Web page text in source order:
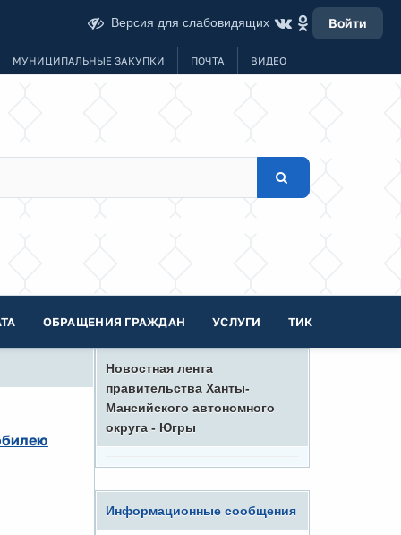
Версия для слабовидящих Войти
МУНИЦИПАЛЬНЫЕ ЗАКУПКИ ПОЧТА ВИДЕО
ОБРАЩЕНИЯ ГРАЖДАН УСЛУГИ ТИК
Новостная лента
правительства Ханты-
Мансийского автономного
округа - Югры
Информационные сообщения